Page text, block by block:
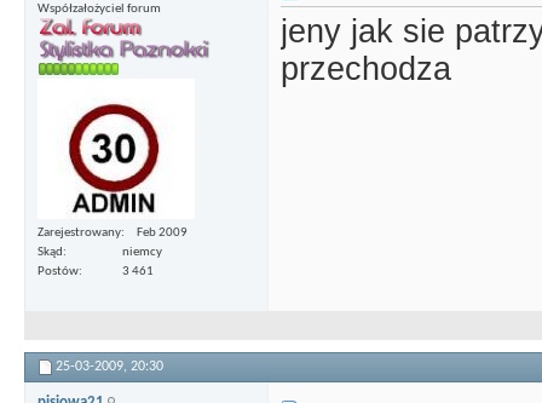
Współzałożyciel forum
Zarejestrowany
Feb 2009
Skąd
niemcy
Postów
3 461
jeny jak sie
przechodza
25-03-2009, 20:30